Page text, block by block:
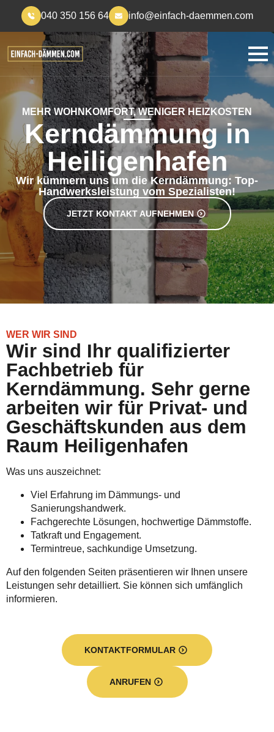
040 350 156 64 info@einfach-daemmen.com
MEHR WOHNKOMFORT, WENIGER HEIZKOSTEN
Kerndämmung in
Heiligenhafen
Wir kümmern uns um die Kerndämmung: Top-
Handwerksleistung vom Spezialisten!
JETZT KONTAKT AUFNEHMEN
WER WIR SIND
Wir sind Ihr qualifizierter
Fachbetrieb für
Kerndämmung. Sehr gerne
arbeiten wir für Privat- und
Geschäftskunden aus dem
Raum Heiligenhafen
Was uns auszeichnet:
Viel Erfahrung im Dämmungs- und
Sanierungshandwerk.
Fachgerechte Lösungen, hochwertige Dämmstoffe.
Tatkraft und Engagement.
Termintreue, sachkundige Umsetzung.
Auf den folgenden Seiten präsentieren wir Ihnen unsere
Leistungen sehr detailliert. Sie können sich umfänglich
informieren.
KONTAKTFORMULAR
ANRUFEN